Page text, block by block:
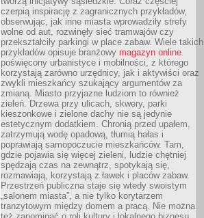
czerpią inspirację z zagranicznych przykładów,
obserwując, jak inne miasta wprowadziły strefy
wolne od aut, rozwinęły sieć tramwajów czy
przekształciły parkingi w place zabaw. Wiele takich
przykładów opisuje branżowy magazyn online
poświęcony urbanistyce i mobilności, z którego
korzystają zarówno urzędnicy, jak i aktywiści oraz
zwykli mieszkańcy szukający argumentów za
zmianą. Miasto przyjazne ludziom to również
zieleń. Drzewa przy ulicach, skwery, parki
kieszonkowe i zielone dachy nie są jedynie
estetycznym dodatkiem. Chronią przed upałem,
zatrzymują wodę opadową, tłumią hałas i
poprawiają samopoczucie mieszkańców. Tam,
gdzie pojawia się więcej zieleni, ludzie chętniej
spędzają czas na zewnątrz, spotykają się,
rozmawiają, korzystają z ławek i placów zabaw.
Przestrzeń publiczna staje się wtedy swoistym
„salonem miasta”, a nie tylko korytarzem
tranzytowym między domem a pracą. Nie można